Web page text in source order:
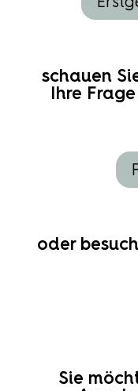
schauen
Ihre
oder
Sie